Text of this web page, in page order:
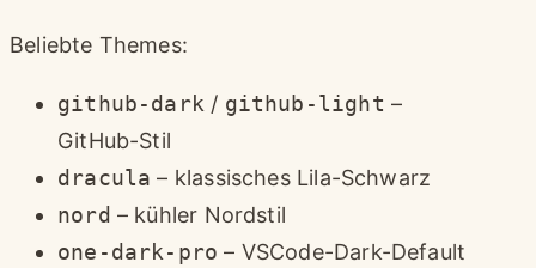
Beliebte Themes:
github-dark / github-light –
GitHub-Stil
dracula – klassisches Lila-Schwarz
nord – kühler Nordstil
one-dark-pro – VSCode-Dark-Default